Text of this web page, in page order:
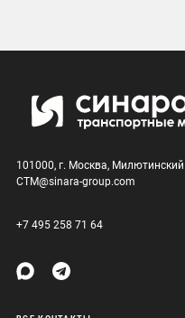
101000, г. Москва, Милютинский
CTM@sinara-group.com
+7 495 258 71 64